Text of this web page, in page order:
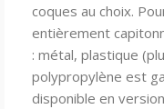
coques au choix.
entièrement
: métal, plastique
polypropylène est
disponible en